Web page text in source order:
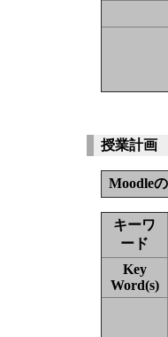
授業計画
Moodle
キーワ
ード
Key
Word(s)